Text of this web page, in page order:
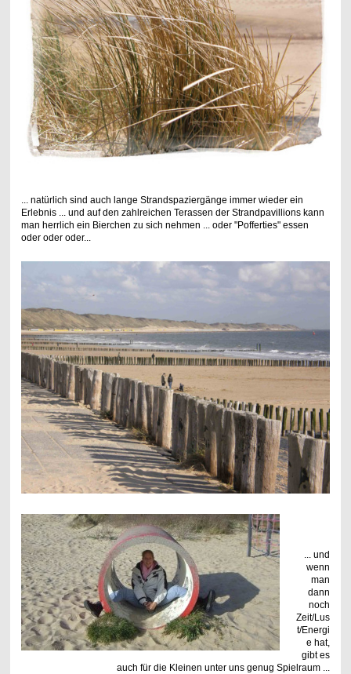
... natürlich sind auch lange Strandspaziergänge immer wieder ein
Erlebnis ... und auf den zahlreichen Terassen der Strandpavillions kann
man herrlich ein Bierchen zu sich nehmen ... oder "Pofferties" essen
oder oder oder...
... und
wenn
man
dann
noch
Zeit/Lus
t/Energi
e hat,
gibt es
auch für die Kleinen unter uns genug Spielraum ...